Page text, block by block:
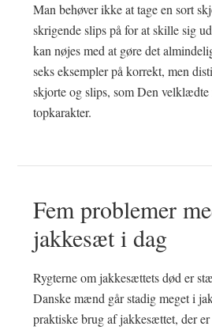
Man behøver ikke at tage en sort
skrigende slips på for at skille sig
kan nøjes med at gøre det
seks eksempler på korrekt, men
skjorte og slips, som Den
topkarakter.
Fem problemer
jakkesæt i dag
Rygterne om jakkesættets død er
Danske mænd går stadig meget i
praktiske brug af jakkesættet, der